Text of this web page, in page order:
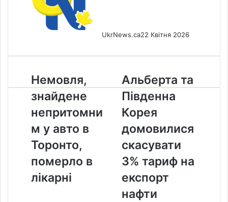
UkrNews.ca22 Квітня 2026
Немовля,
знайдене
непритомним
у
авто
в
Торонто,
померло
в
лікарні
Немовля,
знайдене
непритомни
м у авто в
Торонто,
померло в
лікарні
Альберта
та
Південна
Корея
домовилися
скасувати
тариф
на
нафти
Альберта та
Південна
Корея
домовилися
скасувати
3% тариф на
експорт
нафти